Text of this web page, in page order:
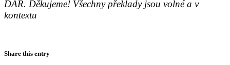
DAR. Děkujeme! Všechny překlady jsou volné a v
kontextu
Share this entry